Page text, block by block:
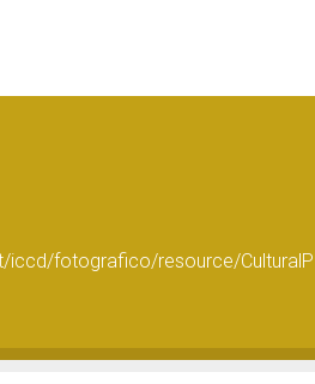
iccd/fotografico/resource/